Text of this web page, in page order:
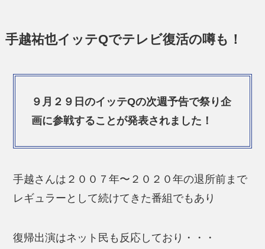
手越祐也イッテQでテレビ復活の噂も！
９月２９日のイッテQの次週予告で祭り企
画に参戦することが発表されました！
手越さんは２００７年〜２０２０年の退所前まで
レギュラーとして続けてきた番組でもあり
復帰出演はネット民も反応しており・・・